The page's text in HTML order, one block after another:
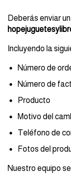
Deberás enviar
Incluyendo la
Número de
Número de
Producto
Motivo del
Teléfono de
Fotos del
Nuestro equipo